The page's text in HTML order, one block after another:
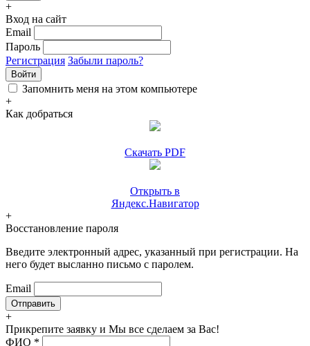
+
Вход на сайт
Email
Пароль
Регистрация Забыли пароль?
Войти
Запомнить меня на этом компьютере
+
Как добраться
Скачать PDF
Открыть в
Яндекс.Навигатор
+
Восстановление пароля
Введите электронный адрес, указанный при регистрации. На
него будет высланно письмо с паролем.
Email
+
Прикрепите заявку и Мы все сделаем за Вас!
ФИО *